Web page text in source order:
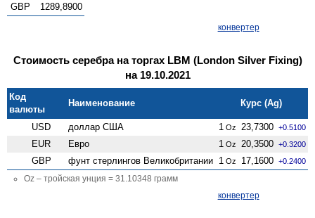
GBP
1289,8900
конвертер
Стоимость серебра на торгах LBM (London Silver Fixing)
на 19.10.2021
Код
валюты
Наименование Курс (Ag)
USD доллар США 1 Oz 23,7300 +0.5100
EUR Евро 1 Oz 20,3500 +0.3200
GBP фунт стерлингов Велико­британии 1 Oz 17,1600 +0.2400
Oz – тройская унция = 31.10348 грамм
конвертер